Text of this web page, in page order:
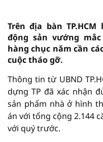
Trên địa bàn
động sản vướng
hàng chục năm cần
cuộc tháo gỡ.
Thông tin từ UBND
dựng TP đã xác nhận
sản phẩm nhà ở hình
án với tổng cộng 2.144
với quý trước.